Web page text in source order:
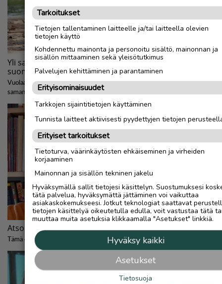
Tarkoitukset
Tietojen tallentaminen laitteelle ja/tai laitteella olevien
tietojen käyttö
Kohdennettu mainonta ja personoitu sisältö, mainonnan ja
sisällön mittaaminen sekä yleisötutkimus
Palvelujen kehittäminen ja parantaminen
Erityisominaisuudet
Tarkkojen sijaintitietojen käyttäminen
Tunnista laitteet aktiivisesti pyydettyjen tietojen
Erityiset tarkoitukset
Tietoturva, väärinkäytösten ehkäiseminen ja virheiden
korjaaminen
Mainonnan ja sisällön tekninen jakelu
Hyväksymällä sallit tietojesi käsittelyn. Suostumuksesi
tätä palvelua, hyväksymättä jättäminen voi vaikuttaa
asiakaskokemukseesi. Jotkut teknologiat saattavat
tietojen käsittelyä oikeutetulla edulla, voit vastustaa tätä
muuttaa muita asetuksia klikkaamalla "Asetukset" linkkiä.
Hyväksy kaikki
Asetukset
Tietosuoja